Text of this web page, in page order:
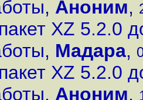
, Аноним,
XZ 5.2.0
, Мадара,
XZ 5.2.0
, Аноним,